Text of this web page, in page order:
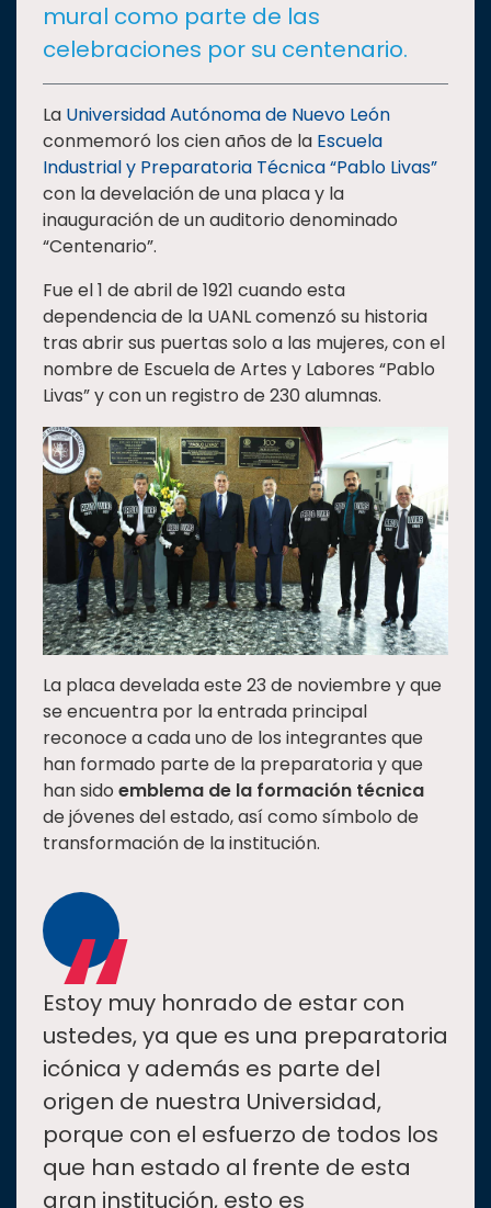
SALUD
SUSTENTABILIDAD
TEMAS
Oferta
Estudiantes
Rectoría
Investigación
Internacionalización
Responsabilidad
social
Vinculación
Historia
Universiada
Nacional
mural como parte de las
celebraciones por su centenario.
La Universidad Autónoma de Nuevo León
conmemoró los cien años de la Escuela
Industrial y Preparatoria Técnica “Pablo Livas”
con la develación de una placa y la
inauguración de un auditorio denominado
“Centenario”.
Fue el 1 de abril de 1921 cuando esta
dependencia de la UANL comenzó su historia
tras abrir sus puertas solo a las mujeres, con el
nombre de Escuela de Artes y Labores “Pablo
Livas” y con un registro de 230 alumnas.
La placa develada este 23 de noviembre y que
se encuentra por la entrada principal
reconoce a cada uno de los integrantes que
han formado parte de la preparatoria y que
han sido emblema de la formación técnica
de jóvenes del estado, así como símbolo de
transformación de la institución.
“
Estoy muy honrado de estar con
ustedes, ya que es una preparatoria
icónica y además es parte del
origen de nuestra Universidad,
porque con el esfuerzo de todos los
que han estado al frente de esta
gran institución, esto es